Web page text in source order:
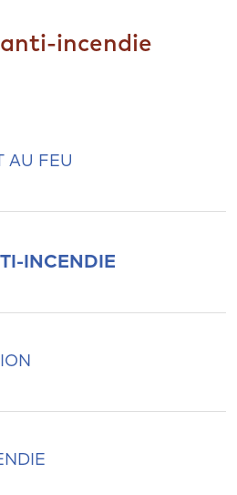
incendie
AU FEU
INCENDIE